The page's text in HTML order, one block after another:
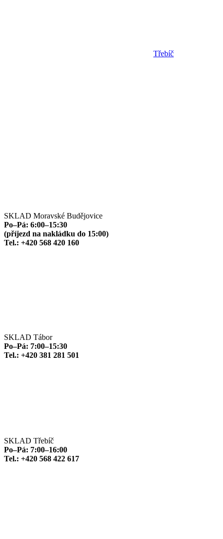
Třebíč
SKLAD Moravské Budějovice
Po–Pá: 6:00–15:30
(příjezd na nakládku do 15:00)
Tel.: +420 568 420 160
SKLAD Tábor
Po–Pá: 7:00–15:30
Tel.: +420 381 281 501
SKLAD Třebíč
Po–Pá: 7:00–16:00
Tel.: +420 568 422 617